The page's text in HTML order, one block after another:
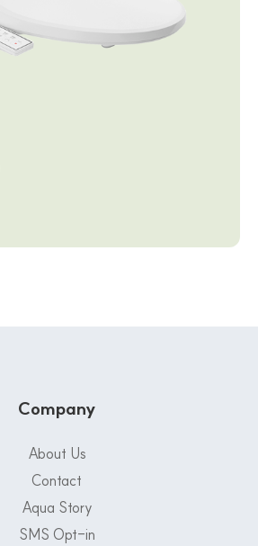
Company
About Us
Contact
Aqua Story
SMS Opt-in